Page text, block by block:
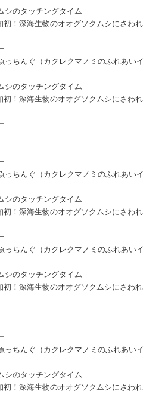
のタッチングタイム
物のオオグソクムシにさわれ
ちんぐ（カクレクマノミのふれあいイ
のタッチングタイム
物のオオグソクムシにさわれ
ちんぐ（カクレクマノミのふれあいイ
のタッチングタイム
物のオオグソクムシにさわれ
ちんぐ（カクレクマノミのふれあいイ
のタッチングタイム
物のオオグソクムシにさわれ
ちんぐ（カクレクマノミのふれあいイ
のタッチングタイム
物のオオグソクムシにさわれ